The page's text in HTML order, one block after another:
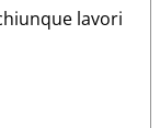
lavori